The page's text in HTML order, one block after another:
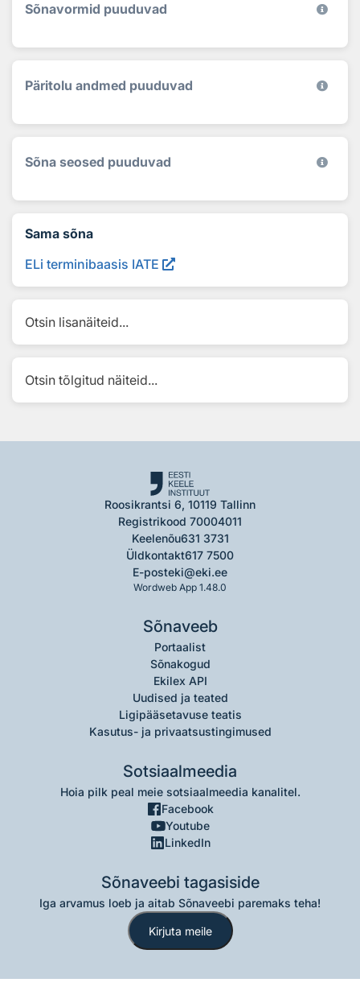
Sõnavormid puuduvad
Päritolu andmed puuduvad
Sõna seosed puuduvad
Sama sõna
ELi terminibaasis IATE
Otsin lisanäiteid...
Otsin tõlgitud näiteid...
Roosikrantsi 6, 10119 Tallinn
Registrikood 70004011
Keelenõu631 3731
Üldkontakt617 7500
E-posteki@eki.ee
Wordweb App 1.48.0
Sõnaveeb
Portaalist
Sõnakogud
Ekilex API
Uudised ja teated
Ligipääsetavuse teatis
Kasutus- ja privaatsustingimused
Sotsiaalmeedia
Hoia pilk peal meie sotsiaalmeedia kanalitel.
Facebook
Youtube
LinkedIn
Sõnaveebi tagasiside
Iga arvamus loeb ja aitab Sõnaveebi paremaks teha!
Kirjuta meile